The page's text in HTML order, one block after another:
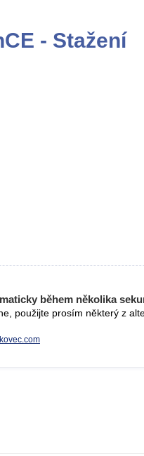
- Stažení
během několika
použijte prosím některý z